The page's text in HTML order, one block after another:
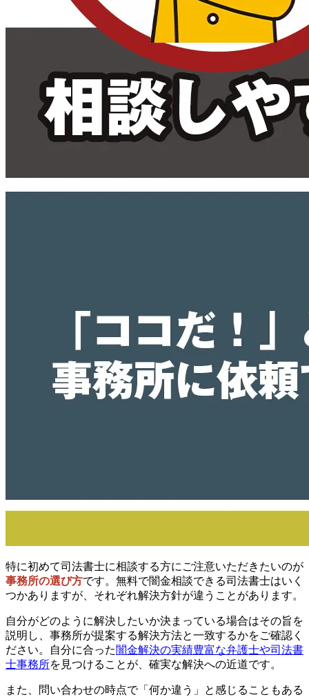
特に初めて司法書士に相談する方にご注意いただきたいのが
事務所の選び方です。無料で闇金相談できる司法書士はいく
つかありますが、それぞれ解決方針が違うことがあります。
自分がどのように解決したいか決まっている場合はその旨を
説明し、事務所が提案する解決方法と一致するかをご確認く
ださい。自分に合った闇金解決の実績豊富な弁護士や司法書
士事務所を見つけることが、確実な解決への近道です。
また、問い合わせの時点で「何か違う」と感じることもある